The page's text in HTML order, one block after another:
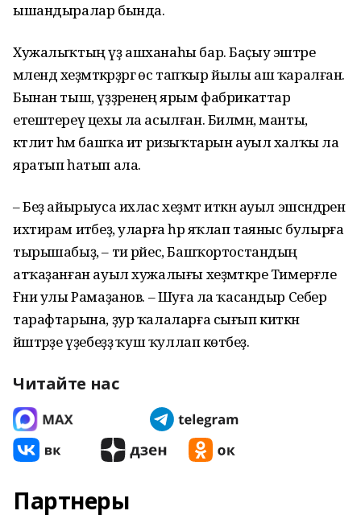
ышандыралар бында.
Хужалыҡтың үҙ ашханаһы бар. Баҫыу эштәре
мәлендә хеҙмәткәрҙәргә өс тапҡыр йылы аш ҡаралған.
Бынан тыш, үҙҙәренең ярым фабрикаттар
етештереү цехы ла асылған. Билмән, манты,
кәтлит һәм башҡа ит ризыҡтарын ауыл халҡы ла
яратып һатып ала.
– Беҙ айырыуса ихлас хеҙмәт иткән ауыл эшсәндәрен
ихтирам итәбеҙ, уларға һәр яҡ­лап таяныс булырға
тырышабыҙ, – ти рәйес, Башҡортостандың
атҡаҙанған ауыл хужа­лығы хеҙмәткәре Тимерғәле
Ғәни улы Рамаҙанов. – Шуға ла ҡасандыр Себер
тарафтарына, ҙур ҡалаларға сығып киткән
йәштәрҙе үҙебеҙҙә ҡуш ҡуллап көтәбеҙ.
Читайте нас
Партнеры